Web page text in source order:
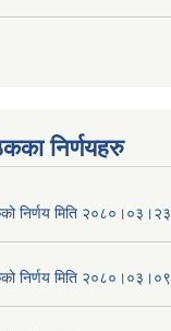
निर्णयहरु
निर्णय मिति २०८०।०३।२३
निर्णय मिति २०८०।०३।०९